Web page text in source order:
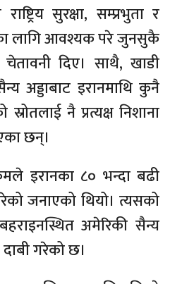
सुरक्षा, सम्प्रभुता र
लागि आवश्यक परे जुनसुकै
दिए। साथै, खाडी
अड्डाबाट इरानमाथि कुनै
नै प्रत्यक्ष निशाना
छन्।
इरानका ८० भन्दा बढी
जनाएको थियो। त्यसको
अमेरिकी सैन्य
गरेको छ।